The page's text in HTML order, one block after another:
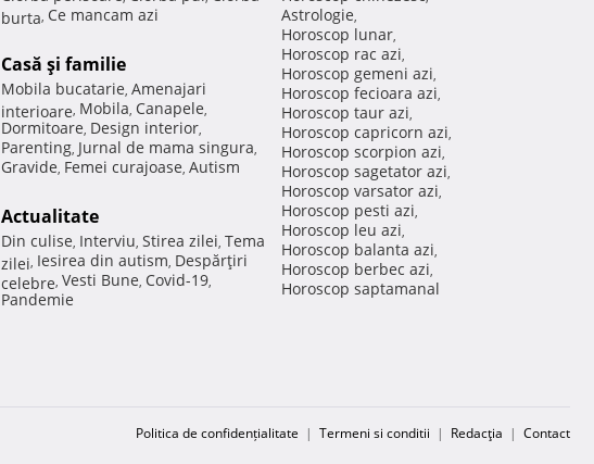
burta, Ce mancam azi
Casă şi familie
Mobila bucatarie, Amenajari
interioare, Mobila, Canapele,
Dormitoare, Design interior,
Parenting, Jurnal de mama singura,
Gravide, Femei curajoase, Autism
Actualitate
Din culise, Interviu, Stirea zilei, Tema
zilei, Iesirea din autism, Despărţiri
celebre, Vesti Bune, Covid-19,
Pandemie
Astrologie,
Horoscop lunar,
Horoscop rac azi,
Horoscop gemeni azi,
Horoscop fecioara azi,
Horoscop taur azi,
Horoscop capricorn azi,
Horoscop scorpion azi,
Horoscop sagetator azi,
Horoscop varsator azi,
Horoscop pesti azi,
Horoscop leu azi,
Horoscop balanta azi,
Horoscop berbec azi,
Horoscop saptamanal
Politica de confidențialitate | Termeni si conditii | Redacţia | Contact